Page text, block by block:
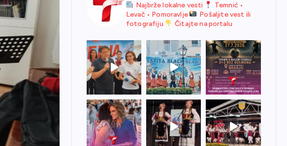
Najbrže lokalne vesti
Temnić •
Levač • Pomoravlje
Pošaljite vest ili
fotografiju
Čitajte na portalu